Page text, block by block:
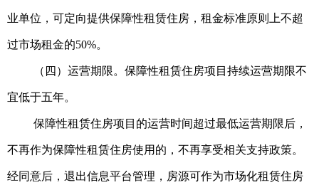
业单位，可定向提供保障性租赁住房，租金标准原则上不超
过市场租金的50%。
（四）运营期限。保障性租赁住房项目持续运营期限不
宜低于五年。
保障性租赁住房项目的运营时间超过最低运营期限后，
不再作为保障性租赁住房使用的，不再享受相关支持政策。
经同意后，退出信息平台管理，房源可作为市场化租赁住房